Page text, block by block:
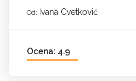
Od: Ivana Cvetković
Ocena: 4.9